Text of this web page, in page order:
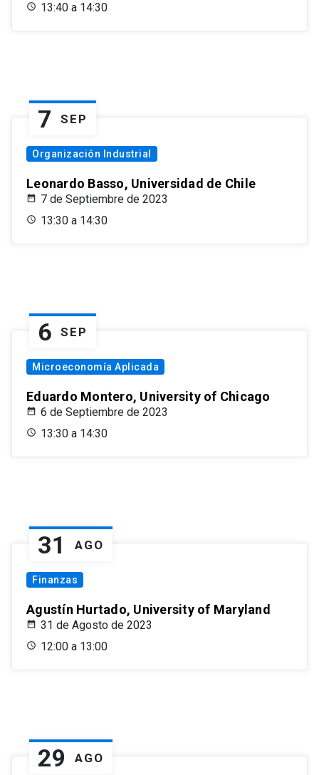
13:40 a 14:30
7 SEP
Organización Industrial
Leonardo Basso, Universidad de Chile
7 de Septiembre de 2023
13:30 a 14:30
6 SEP
Microeconomía Aplicada
Eduardo Montero, University of Chicago
6 de Septiembre de 2023
13:30 a 14:30
31 AGO
Finanzas
Agustín Hurtado, University of Maryland
31 de Agosto de 2023
12:00 a 13:00
29 AGO